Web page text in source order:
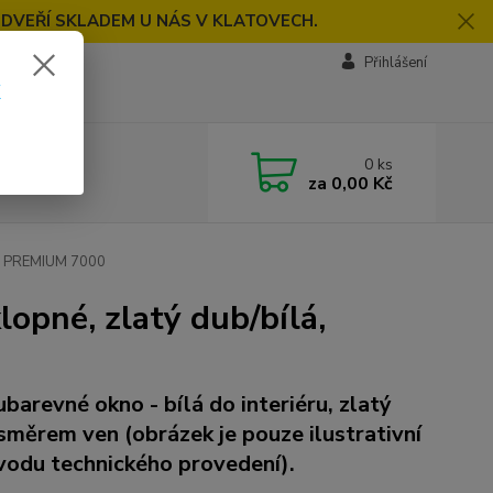
SKLADEM U NÁS V KLATOVECH.
Přihlášení
0 ks
za 0,00 Kč
7000
zlatý dub/bílá,
okno - bílá do interiéru, zlatý
ven (obrázek je pouze ilustrativní
technického provedení).